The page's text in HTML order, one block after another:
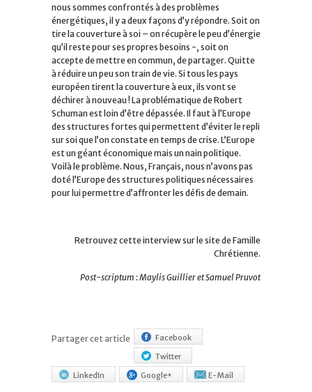
nous sommes confrontés à des problèmes
énergétiques, il y a deux façons d’y répondre. Soit on
tire la couverture à soi – on récupère le peu d’énergie
qu’il reste pour ses propres besoins -, soit on
accepte de mettre en commun, de partager. Quitte
à réduire un peu son train de vie. Si tous les pays
européen tirent la couverture à eux, ils vont se
déchirer à nouveau ! La problématique de Robert
Schuman est loin d’être dépassée. Il faut à l’Europe
des structures fortes qui permettent d’éviter le repli
sur soi que l’on constate en temps de crise. L’Europe
est un géant économique mais un nain politique.
Voilà le problème. Nous, Français, nous n’avons pas
doté l’Europe des structures politiques nécessaires
pour lui permettre d’affronter les défis de demain.
Retrouvez cette interview sur le site de Famille
Chrétienne.
Post-scriptum : Maylis Guillier et Samuel Pruvot
Partager cet article
Facebook
Twitter
LinkedIn
Google+ E-Mail